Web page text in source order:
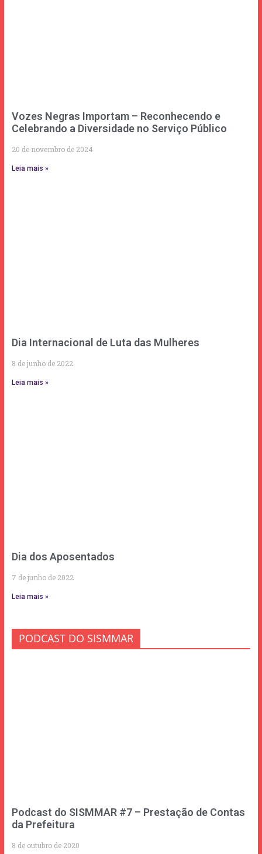
Vozes Negras Importam – Reconhecendo e
Celebrando a Diversidade no Serviço Público
20 de novembro de 2024
Leia mais »
Dia Internacional de Luta das Mulheres
8 de junho de 2022
Leia mais »
Dia dos Aposentados
7 de junho de 2022
Leia mais »
PODCAST DO SISMMAR
Podcast do SISMMAR #7 – Prestação de Contas
da Prefeitura
8 de outubro de 2020